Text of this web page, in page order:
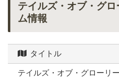
テイルズ・オブ・グ
ム情報
タイトル
テイルズ・オブ・グローリー